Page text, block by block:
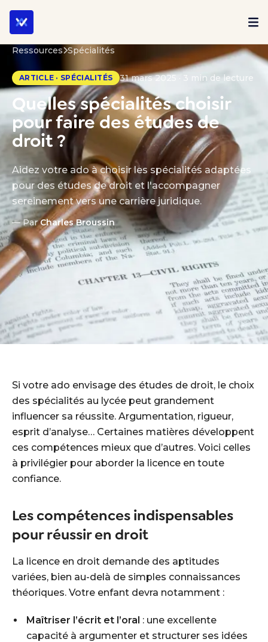
Ressources Spécialités
ARTICLE · SPÉCIALITÉS 31 mars 2025 · 3 min de lecture
Quelles spécialités choisir
pour faire des études de
droit ?
Aidez votre ado à choisir les spécialités adaptées
pour des études de droit et l'accompagner
sereinement vers une carrière juridique.
— ParCharles Broussin
Si votre ado envisage des études de droit, le choix
des spécialités au lycée peut grandement
influencer sa réussite. Argumentation, rigueur,
esprit d’analyse… Certaines matières développent
ces compétences mieux que d’autres. Voici celles
à privilégier pour aborder la licence en toute
confiance.
Les compétences indispensables
pour réussir en droit
La licence en droit demande des aptitudes
variées, bien au-delà de simples connaissances
théoriques. Votre enfant devra notamment :
Maîtriser l’écrit et l’oral : une excellente
capacité à argumenter et structurer ses idées